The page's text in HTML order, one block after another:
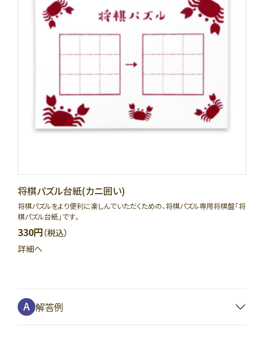
将棋パズル台紙(カニ囲い)
将棋パズルをより便利に楽しんでいただくための、将棋パズル専用将棋盤「将
棋パズル台紙」です。
330円（税込）
詳細へ
解答例